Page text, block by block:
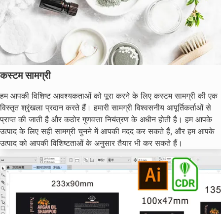
कस्टम सामग्री
हम आपकी विशिष्ट आवश्यकताओं को पूरा करने के लिए कस्टम सामग्री की एक
विस्तृत श्रृंखला प्रदान करते हैं। हमारी सामग्री विश्वसनीय आपूर्तिकर्ताओं से
प्राप्त की जाती है और कठोर गुणवत्ता नियंत्रण के अधीन होती है। हम आपके
उत्पाद के लिए सही सामग्री चुनने में आपकी मदद कर सकते हैं, और हम आपके
उत्पाद को आपकी विशिष्टताओं के अनुसार तैयार भी कर सकते हैं।